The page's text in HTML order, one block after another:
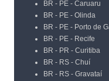
BR - PE - Caruaru
BR - PE - Olinda
BR - PE - Porto de
BR - PE - Recife
BR - PR - Curitiba
BR - RS - Chuí
BR - RS - Gravataí